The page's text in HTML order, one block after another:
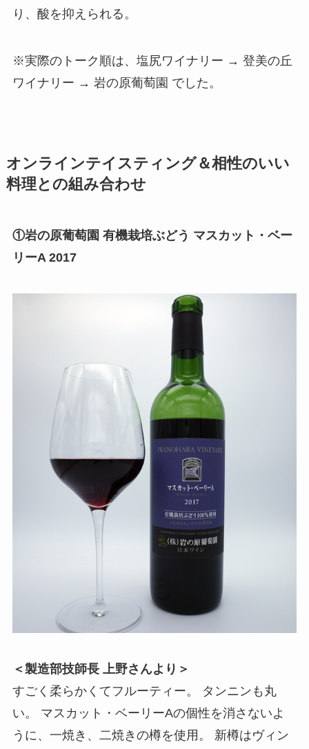
り、酸を抑えられる。
※実際のトーク順は、塩尻ワイナリー → 登美の丘
ワイナリー → 岩の原葡萄園 でした。
オンラインテイスティング＆相性のいい
料理との組み合わせ
①岩の原葡萄園 有機栽培ぶどう マスカット・ベー
リーA 2017
＜製造部技師長 上野さんより＞
すごく柔らかくてフルーティー。 タンニンも丸
い。 マスカット・ベーリーAの個性を消さないよ
うに、一焼き、二焼きの樽を使用。 新樽はヴィン